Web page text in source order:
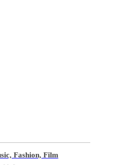
Fashion, Film